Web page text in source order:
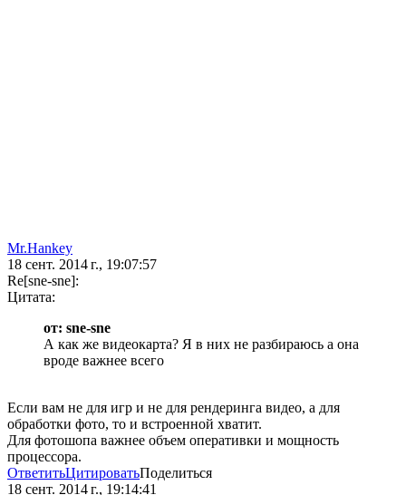
Mr.Hankey
18 сент. 2014 г., 19:07:57
Re[sne-sne]:
Цитата:
от: sne-sne
А как же видеокарта? Я в них не разбираюсь а она
вроде важнее всего
Если вам не для игр и не для рендеринга видео, а для
обработки фото, то и встроенной хватит.
Для фотошопа важнее объем оперативки и мощность
процессора.
ОтветитьЦитироватьПоделиться
18 сент. 2014 г., 19:14:41